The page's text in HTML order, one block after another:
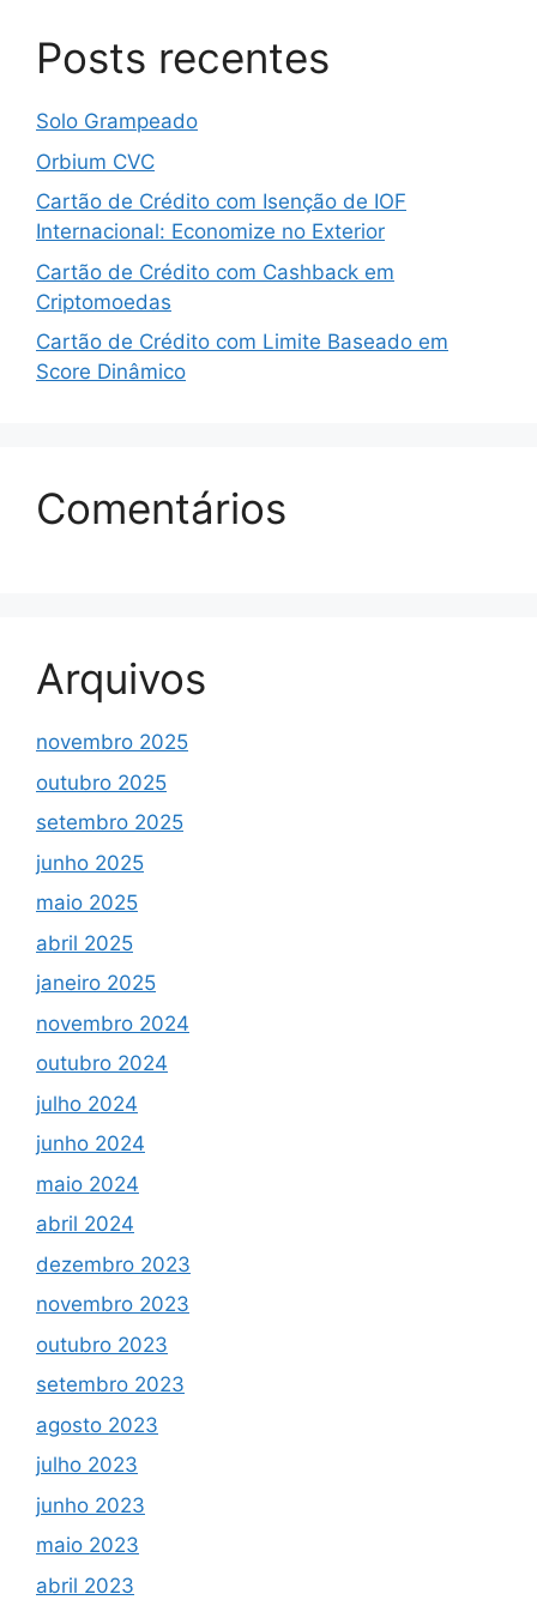
Posts recentes
Solo Grampeado
Orbium CVC
Cartão de Crédito com Isenção de IOF
Internacional: Economize no Exterior
Cartão de Crédito com Cashback em
Criptomoedas
Cartão de Crédito com Limite Baseado em
Score Dinâmico
Comentários
Arquivos
novembro 2025
outubro 2025
setembro 2025
junho 2025
maio 2025
abril 2025
janeiro 2025
novembro 2024
outubro 2024
julho 2024
junho 2024
maio 2024
abril 2024
dezembro 2023
novembro 2023
outubro 2023
setembro 2023
agosto 2023
julho 2023
junho 2023
maio 2023
abril 2023